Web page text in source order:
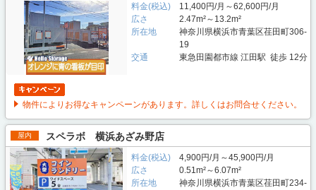
料金(税込)
11,400円/月～62,600円/月
広さ
2.47m²～13.2m²
所在地
神奈川県横浜市青葉区荏田町306-
19
交通
東急田園都市線 江田駅 徒歩 12分
物件によりお得なキャンペーンがあります。詳しくはお問合せください。
屋内 スペラボ 横浜あざみ野店
料金(税込)
4,900円/月～45,900円/月
広さ
0.51m²～6.07m²
所在地
神奈川県横浜市青葉区荏田町234-